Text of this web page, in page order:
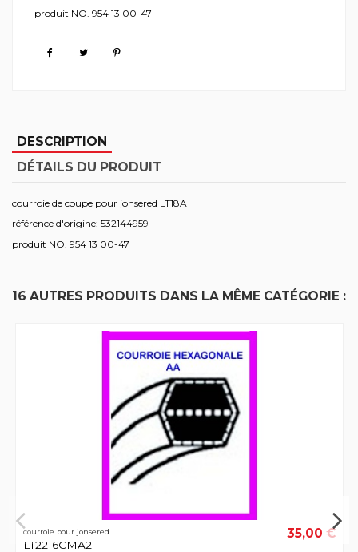
produit NO. 954 13 00-47
DESCRIPTION
DÉTAILS DU PRODUIT
courroie de coupe pour jonsered LT18A
référence d'origine: 532144959
produit NO. 954 13 00-47
16 AUTRES PRODUITS DANS LA MÊME CATÉGORIE :
courroie pour jonsered
LT2216CMA2
35,00 €